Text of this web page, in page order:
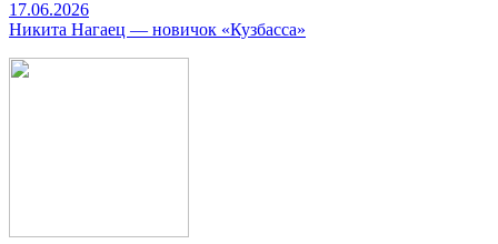
17.06.2026
Никита Нагаец — новичок «Кузбасса»